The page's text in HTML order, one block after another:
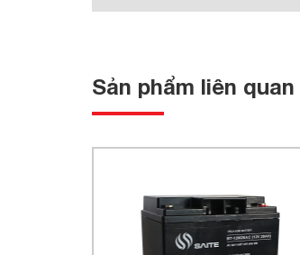
Sản phẩm liên quan